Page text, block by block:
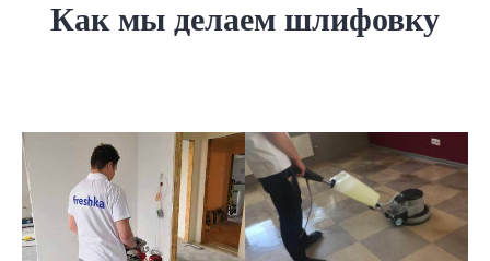
Как мы делаем шлифовку